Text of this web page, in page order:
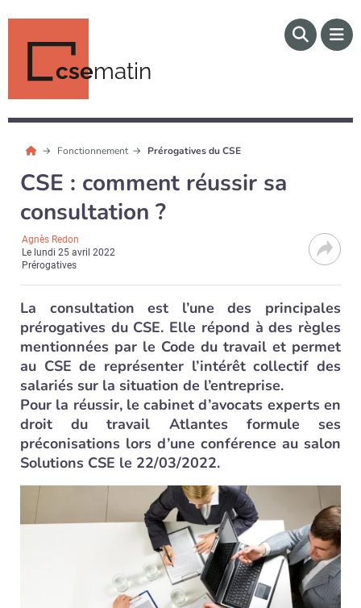
csematin
Fonctionnement Prérogatives du CSE
CSE : comment réussir sa
consultation ?
Agnès Redon
Le lundi 25 avril 2022
Prérogatives
La consultation est l’une des principales
prérogatives du CSE. Elle répond à des règles
mentionnées par le Code du travail et permet
au CSE de représenter l’intérêt collectif des
salariés sur la situation de l’entreprise.
Pour la réussir, le cabinet d’avocats experts en
droit du travail Atlantes formule ses
préconisations lors d’une conférence au salon
Solutions CSE le 22/03/2022.